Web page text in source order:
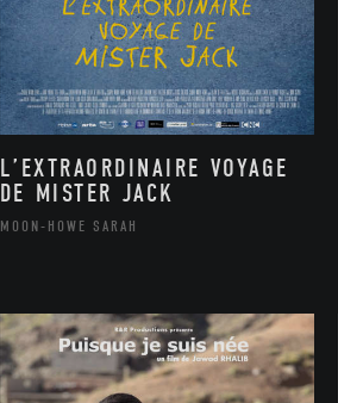
L’EXTRAORDINAIRE VOYAGE
DE MISTER JACK
MOON-HOWE SARAH